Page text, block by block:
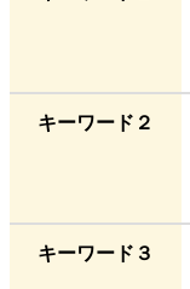
キーワード２
キーワード３